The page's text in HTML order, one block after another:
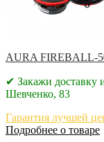
AURA FIREBALL-
✔ Закажи доставку
Шевченко, 83
Гарантия лучшей
Подробнее о товаре